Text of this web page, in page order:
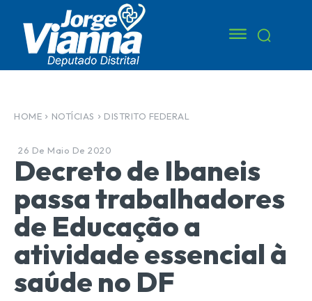
HOME NOTÍCIAS DISTRITO FEDERAL
26 De Maio De 2020
Decreto de Ibaneis
passa trabalhadores
de Educação a
atividade essencial à
saúde no DF